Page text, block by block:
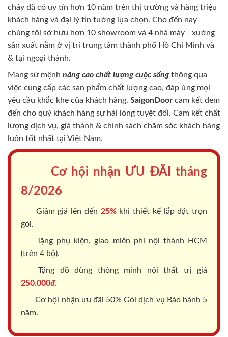
cháy đã có uy tín hơn 10 năm trên thị trường và hàng triệu
khách hàng và đại lý tin tưởng lựa chọn. Cho đến nay
chúng tôi sở hữu hơn 10 showroom và 4 nhà máy - xưởng
sản xuất nằm ở vị trí trung tâm thành phố Hồ Chí Minh và
& tại ngoại thành.
Mang sứ mệnh nâng cao chất lượng cuộc sốngthông qua
việc cung cấp các sản phẩm chất lượng cao, đáp ứng mọi
yêu cầu khắc khe của khách hàng. SaigonDoor cam kết đem
đến cho quý khách hàng sự hài lòng tuyệt đối. Cam kết chất
lượng dịch vụ, giá thành & chính sách chăm sóc khách hàng
luôn tốt nhất tại Việt Nam.
Cơ hội nhận ƯU ĐÃI tháng
8/2026
Giảm giá lên đến 25%khi thiết kế lắp đặt trọn
gói.
Tặng phụ kiện, giao miễn phí nội thành HCM
(trên 4 bộ).
Tặng đồ dùng thông minh nội thất trị giá
250.000đ.
Cơ hội nhận ưu đãi 50% Gói dịch vụ Bảo hành 5
năm.